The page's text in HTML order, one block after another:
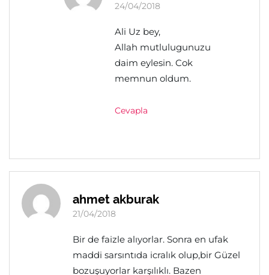
24/04/2018
Ali Uz bey,
Allah mutlulugunuzu
daim eylesin. Cok
memnun oldum.
Cevapla
ahmet akburak
21/04/2018
Bir de faizle alıyorlar. Sonra en ufak
maddi sarsıntıda icralık olup,bir Güzel
bozuşuyorlar karşılıklı. Bazen